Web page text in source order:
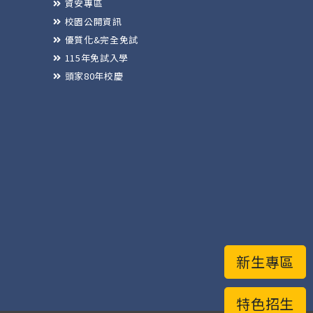
特色招生
新生專區
資安專區
校園公開資訊
優質化&完全免試
115年免試入學
頭家80年校慶